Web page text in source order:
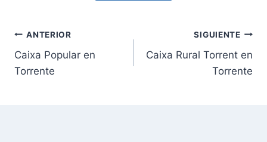
Navegación
de
ANTERIOR
Caixa Popular en
Torrente
SIGUIENTE
Caixa Rural Torrent en
Torrente